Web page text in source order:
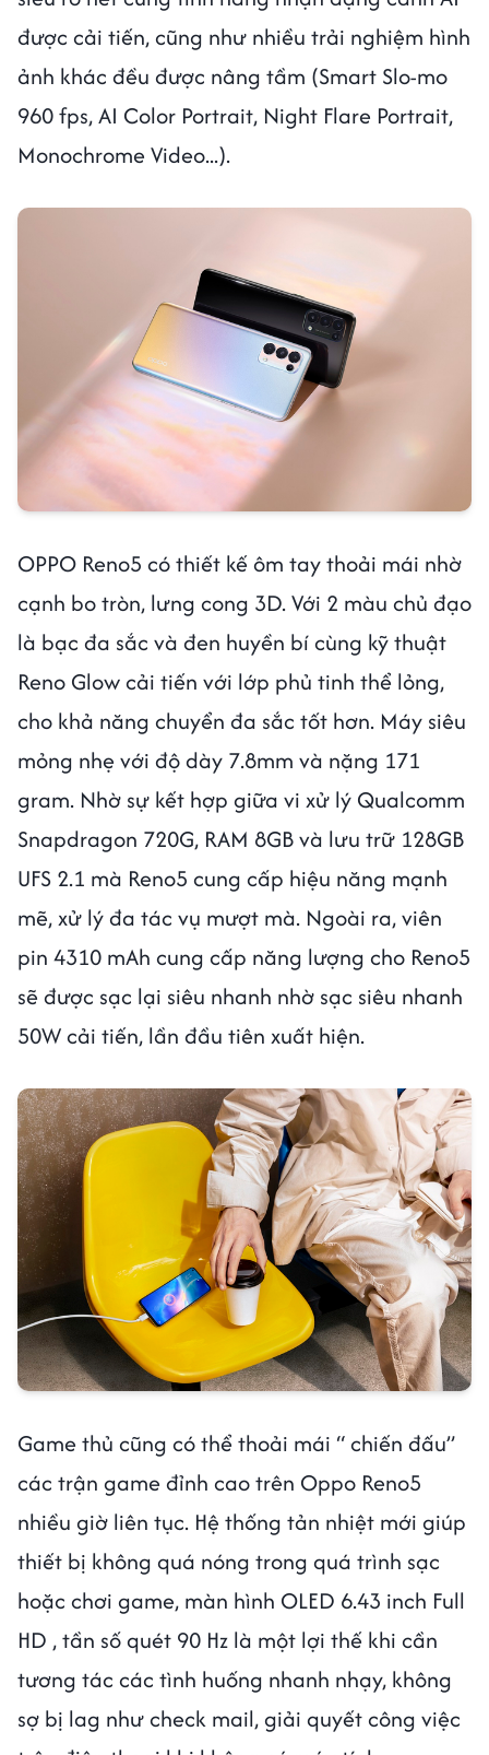
được cải tiến, cũng như nhiều trải nghiệm hình
ảnh khác đều được nâng tầm (Smart Slo-mo
960 fps, AI Color Portrait, Night Flare Portrait,
Monochrome Video...).
OPPO Reno5 có thiết kế ôm tay thoải mái nhờ
cạnh bo tròn, lưng cong 3D. Với 2 màu chủ đạo
là bạc đa sắc và đen huyền bí cùng kỹ thuật
Reno Glow cải tiến với lớp phủ tinh thể lỏng,
cho khả năng chuyển đa sắc tốt hơn. Máy siêu
mỏng nhẹ với độ dày 7.8mm và nặng 171
gram. Nhờ sự kết hợp giữa vi xử lý Qualcomm
Snapdragon 720G, RAM 8GB và lưu trữ 128GB
UFS 2.1 mà Reno5 cung cấp hiệu năng mạnh
mẽ, xử lý đa tác vụ mượt mà. Ngoài ra, viên
pin 4310 mAh cung cấp năng lượng cho Reno5
sẽ được sạc lại siêu nhanh nhờ sạc siêu nhanh
50W cải tiến, lần đầu tiên xuất hiện.
Game thủ cũng có thể thoải mái “ chiến đấu”
các trận game đỉnh cao trên Oppo Reno5
nhiều giờ liên tục. Hệ thống tản nhiệt mới giúp
thiết bị không quá nóng trong quá trình sạc
hoặc chơi game, màn hình OLED 6.43 inch Full
HD , tần số quét 90 Hz là một lợi thế khi cần
tương tác các tình huống nhanh nhạy, không
sợ bị lag như check mail, giải quyết công việc